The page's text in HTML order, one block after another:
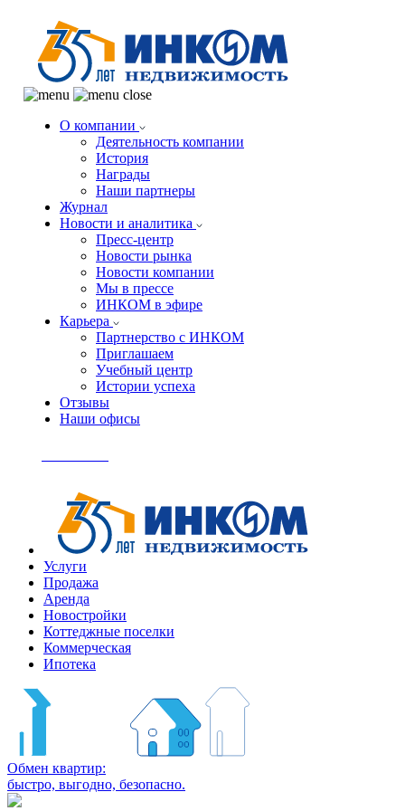
О компании
Деятельность компании
История
Награды
Наши партнеры
Журнал
Новости и аналитика
Пресс-центр
Новости рынка
Новости компании
Мы в прессе
ИНКОМ в эфире
Карьера
Партнерство с ИНКОМ
Приглашаем
Учебный центр
Истории успеха
Отзывы
Наши офисы
Услуги
Продажа
Аренда
Новостройки
Коттеджные поселки
Коммерческая
Ипотека
Обмен квартир:
быстро, выгодно, безопасно.